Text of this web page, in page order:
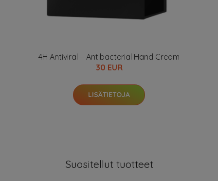
4H Antiviral + Antibacterial Hand Cream
30 EUR
LISÄTIETOJA
Suositellut tuotteet